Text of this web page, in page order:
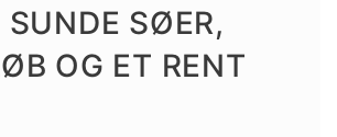
SØER,
OG ET RENT